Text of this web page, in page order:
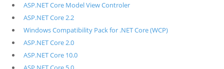
ASP.NET Core Model View Controler
ASP.NET Core 2.2
Windows Compatibility Pack for .NET Core (WCP)
ASP.NET Core 2.0
ASP.NET Core 10.0